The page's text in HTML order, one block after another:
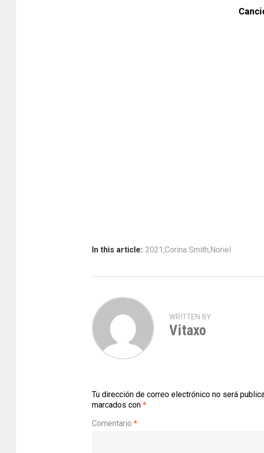
In this article: 2021 ,Corina Smith, Noriel
WRITTEN BY
Vitaxo
Tu dirección de correo electrónico no será
marcados con *
Comentario *